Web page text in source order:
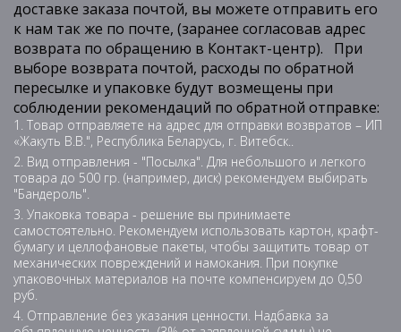
доставке заказа почтой, вы можете отправить его
к нам так же по почте, (заранее согласовав адрес
возврата по обращению в Контакт-центр). При
выборе возврата почтой, расходы по обратной
пересылке и упаковке будут возмещены при
соблюдении рекомендаций по обратной отправке:
Товар отправляете на адрес для отправки возвратов – ИП
«Жакуть В.В.", Республика Беларусь, г. Витебск..
Вид отправления - "Посылка". Для небольшого и легкого
товара до 500 гр. (например, диск) рекомендуем выбирать
"Бандероль".
Упаковка товара - решение вы принимаете
самостоятельно. Рекомендуем использовать картон, крафт-
бумагу и целлофановые пакеты, чтобы защитить товар от
механических повреждений и намокания. При покупке
упаковочных материалов на почте компенсируем до 0,50
руб.
Отправление без указания ценности. Надбавка за